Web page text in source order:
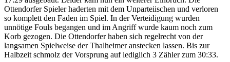
Ottendorfer Spieler haderten mit dem Unparteiischen und verloren
so komplett den Faden im Spiel. In der Verteidigung wurden
unnötige Fouls begangen und im Angriff wurde kaum noch zum
Korb gezogen. Die Ottendorfer haben sich regelrecht von der
langsamen Spielweise der Thalheimer anstecken lassen. Bis zur
Halbzeit schmolz der Vorsprung auf lediglich 3 Zähler zum 30:33.